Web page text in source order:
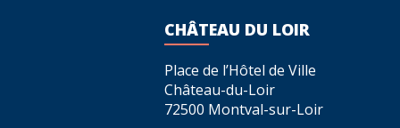
CHÂTEAU DU LOIR
Place de l’Hôtel de Ville
Château-du-Loir
72500 Montval-sur-Loir